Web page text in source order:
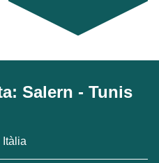
Salern - Tunis
Itàlia